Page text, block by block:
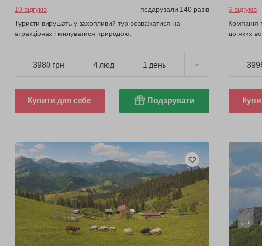
10 відгуків
подарували 140 разів
Туристи вирушать у захопливий тур розважатися на
атракціонах і милуватися природою.
3980 грн 4 люд. 1 день
Купити для себе Подарувати
6 відгуків
Компанія
до яких